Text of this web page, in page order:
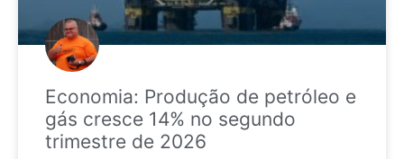
Economia: Produção de petróleo e
gás cresce 14% no segundo
trimestre de 2026